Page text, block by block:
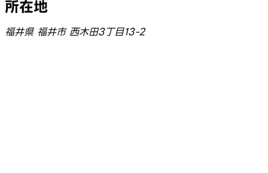
所在地
福井県 福井市 西木田3丁目13-2